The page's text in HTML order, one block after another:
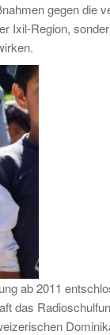
gegen die
Ixil-Region,
ab 2011
das